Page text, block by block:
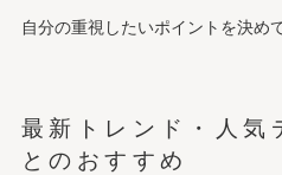
自分の重視したいポイントを決め
最新トレンド・人気
とのおすすめ